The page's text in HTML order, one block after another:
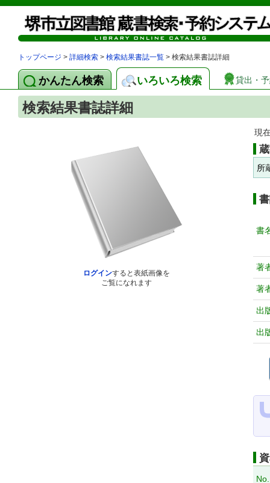
トップページ > 詳細検索 > 検索結果書誌一覧 > 検索結果書誌詳細
かんたん検索 いろいろ検索 貸出・
検索結果書誌詳細
ログインすると表紙画像を
ご覧になれます
現
所
書
著
著
出
出
No.